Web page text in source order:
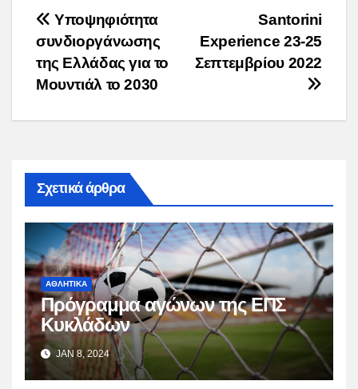
Post
navigation
Santorini
Experience 23-25
Σεπτεμβρίου 2022
Yποψηφιότητα
συνδιοργάνωσης
της Ελλάδας για το
Μουντιάλ το 2030
Σχετικά άρθρα
ΑΘΛΗΤΙΚΑ
Πρόγραμμα αγώνων της ΕΠΣ
Κυκλάδων
JAN 8, 2024